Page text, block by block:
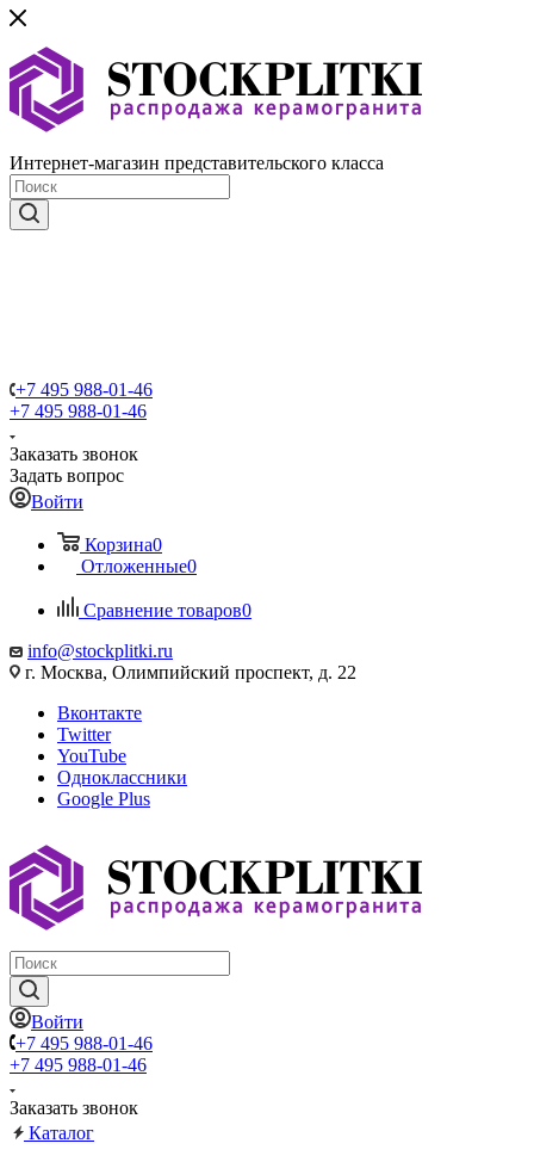
Интернет-магазин представительского класса
+7 495 988-01-46
+7 495 988-01-46
Заказать звонок
Задать вопрос
Войти
Корзина0
Отложенные0
Сравнение товаров0
info@stockplitki.ru
г. Москва, Олимпийский проспект, д. 22
Вконтакте
Twitter
YouTube
Одноклассники
Google Plus
Войти
+7 495 988-01-46
+7 495 988-01-46
Заказать звонок
Каталог